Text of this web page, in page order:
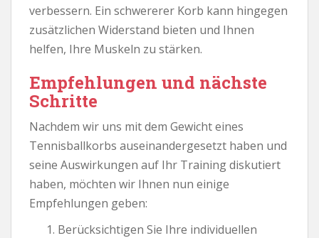
verbessern. Ein schwererer Korb kann hingegen
zusätzlichen Widerstand bieten und Ihnen
helfen, Ihre Muskeln zu stärken.
Empfehlungen und nächste
Schritte
Nachdem wir uns mit dem Gewicht eines
Tennisballkorbs auseinandergesetzt haben und
seine Auswirkungen auf Ihr Training diskutiert
haben, möchten wir Ihnen nun einige
Empfehlungen geben:
Berücksichtigen Sie Ihre individuellen